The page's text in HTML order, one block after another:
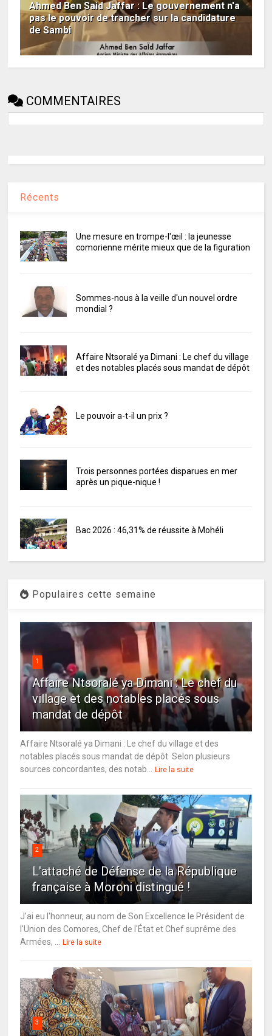
Ahmed Ben Said Jaffar : Le gouvernement n'a
pas le pouvoir de trancher sur la candidature
de Sambi
COMMENTAIRES
Récents
Une mesure en trompe-l'œil : la jeunesse
comorienne mérite mieux que de la figuration
Sommes-nous à la veille d'un nouvel ordre
mondial ?
Affaire Ntsoralé ya Dimani : Le chef du village
et des notables placés sous mandat de dépôt
Le pouvoir a-t-il un prix ?
Trois personnes portées disparues en mer
après un pique-nique !
Bac 2026 : 46,31% de réussite à Mohéli
Populaires cette semaine
1
Affaire Ntsoralé ya Dimani : Le chef du
village et des notables placés sous
mandat de dépôt
Affaire Ntsoralé ya Dimani : Le chef du village et des
notables placés sous mandat de dépôt Selon plusieurs
sources concordantes, des notab...
Lire la suite
2
L'attaché de Défense de la République
française à Moroni distingué !
J'ai eu l'honneur, au nom de Son Excellence le Président de
l'Union des Comores, Chef de l'État et Chef suprême des
Armées, ...
Lire la suite
3